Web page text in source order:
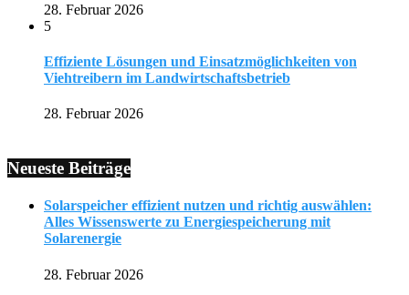
28. Februar 2026
5
Effiziente Lösungen und Einsatzmöglichkeiten von
Viehtreibern im Landwirtschaftsbetrieb
28. Februar 2026
Neueste Beiträge
Solarspeicher effizient nutzen und richtig auswählen:
Alles Wissenswerte zu Energiespeicherung mit
Solarenergie
28. Februar 2026